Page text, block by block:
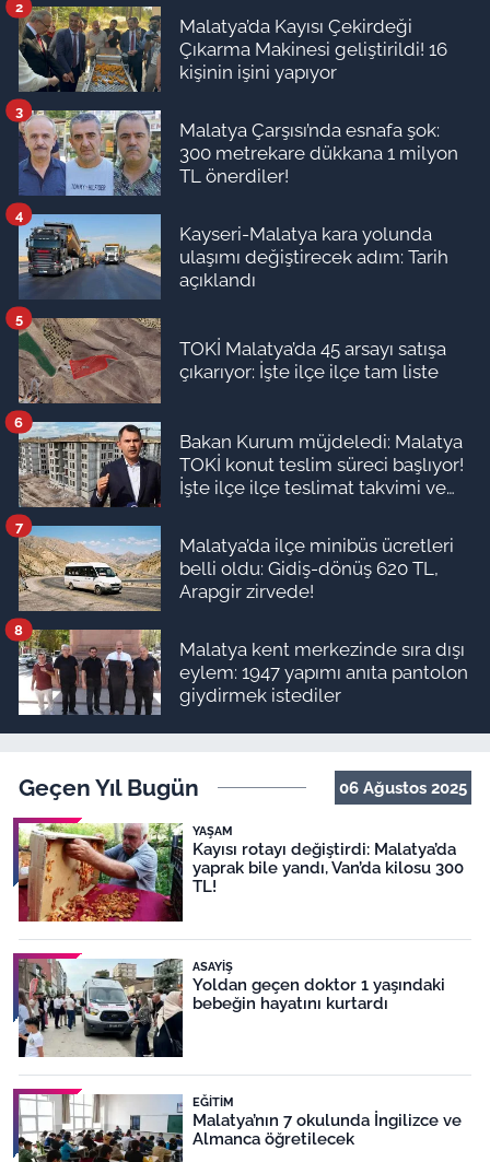
Malatya’da Kayısı Çekirdeği
Çıkarma Makinesi geliştirildi! 16
kişinin işini yapıyor
2
Malatya Çarşısı’nda esnafa şok:
300 metrekare dükkana 1 milyon
TL önerdiler!
3
Kayseri-Malatya kara yolunda
ulaşımı değiştirecek adım: Tarih
açıklandı
4
TOKİ Malatya’da 45 arsayı satışa
çıkarıyor: İşte ilçe ilçe tam liste
5
Bakan Kurum müjdeledi: Malatya
TOKİ konut teslim süreci başlıyor!
İşte ilçe ilçe teslimat takvimi ve
6
Malatya’da ilçe minibüs ücretleri
belli oldu: Gidiş-dönüş 620 TL,
Arapgir zirvede!
7
Malatya kent merkezinde sıra dışı
eylem: 1947 yapımı anıta pantolon
giydirmek istediler
8
Geçen Yıl Bugün 06 Ağustos 2025
YAŞAM
Kayısı rotayı değiştirdi: Malatya’da
yaprak bile yandı, Van’da kilosu 300
TL!
ASAYIŞ
Yoldan geçen doktor 1 yaşındaki
bebeğin hayatını kurtardı
EĞITIM
Malatya’nın 7 okulunda İngilizce ve
Almanca öğretilecek